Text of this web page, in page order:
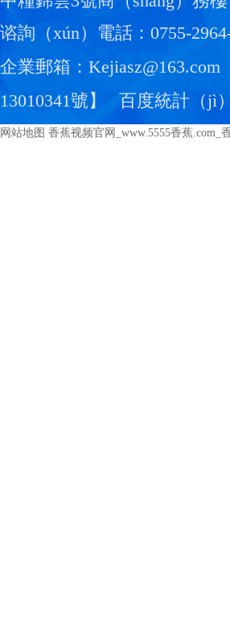
谘詢（xún）電話：0755-
企業郵箱：Kejiasz@163.com
13010341號 】 百度統計（jì）
网站地图 香蕉视频官网_www.5555香蕉